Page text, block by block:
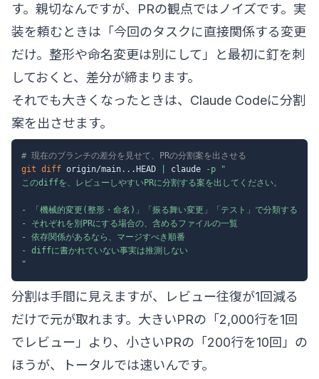
す。親切なんですが、PRの観点ではノイズです。実
装を頼むときは「今回のタスクに直接関係する変更
だけ。整形や命名変更は別にして」と最初に釘を刺
しておくと、差分が締まります。
それでも大きくなったときは、Claude Codeに分割
案を出させます。
# 現在のブランチの差分を見せて、PRの分割案を出させる
git diff origin/main.. .HEAD claude -p
"
このdiffを、レビューしやすいPRに分割する案を出してください。
- 「機械的変更(整形・命名)」「振る舞い変更」「テスト」で分類する
- それぞれを別PRにする場合の、含めるファイルの一覧
- 依存関係があるなら、マージすべき順番
- diffに書かれていない事実は推測しない
"
分割は手間に見えますが、レビュー往復が1回減る
だけで元が取れます。大きいPRの「2,000行を1回
でレビュー」より、小さいPRの「200行を10回」の
ほうが、トータルでは速いんです。